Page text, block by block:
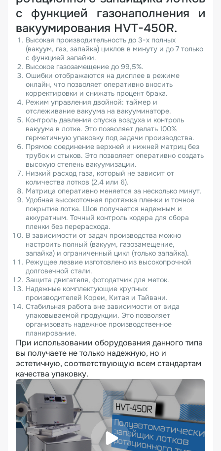
с функцией газонаполнения и
вакуумирования HVT-450R.
Высокая производительность до 3-х полных
(вакуум, газ, запайка) циклов в минуту и до 7 только
с функцией запайки.
Высокое газозамещение до 99,5%.
Ошибки отображаются на дисплее в режиме
онлайн, что позволяет оперативно вносить
корректировки и снижать процент брака.
Режим управления двойной: таймер и
отслеживание вакуума на вакууминаторе.
Контроль давления спуска воздуха и контроль
вакуума в лотке. Это позволяет делать 100%
герметичную упаковку под задачи производства.
Прямое соединение верхней и нижней матриц без
трубок и стыков. Это позволяет оперативно создать
высокую степень вакуумизации.
Низкий расход газа, который не зависит от
количества лотков (2,4 или 6).
Матрица оперативно меняется за несколько минут.
Удобная высокоточная протяжка пленки и точное
покрытие лотка. Шов получается надежным и
аккуратным. Точный контроль кодера для сбора
пленки без перерасхода.
В зависимости от задач производства можно
настроить полный (вакуум, газозамещение,
запайка) и ограниченный цикл (только запайка).
Режущее лезвие изготовлено из высокопрочной
долговечной стали.
Защита двигателя, фотодатчик для меток.
Надежные комплектующие крупных
производителей Кореи, Китая и Тайвани.
Стабильная работа вне зависимости от вида
упаковываемой продукции. Это позволяет
организовать надежное производственное
планирование.
При использовании оборудования данного типа
вы получаете не только надежную, но и
эстетичную, соответствующую всем стандартам
качества упаковку.